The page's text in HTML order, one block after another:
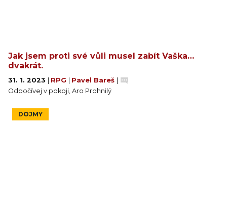
Jak jsem proti své vůli musel zabít Vaška…
dvakrát.
31. 1. 2023 RPG Pavel Bareš
Odpočívej v pokoji, Aro Prohnilý
DOJMY